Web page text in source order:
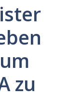
zu